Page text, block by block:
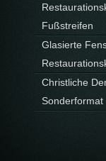
Fußstreifen
Glasierte
Christliche
Sonderformat